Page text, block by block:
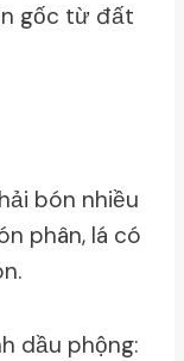
gốc từ đất
bón nhiều
phân, lá có
dầu phộng: